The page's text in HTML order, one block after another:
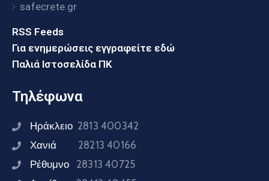
safecrete.gr
RSS Feeds
Για ενημερώσεις εγγραφείτε εδώ
Παλιά Ιστοσελίδα ΠΚ
Τηλέφωνα
Ηράκλειο 2813 400342
Χανιά 28213 40166
Ρέθυμνο 28313 40725